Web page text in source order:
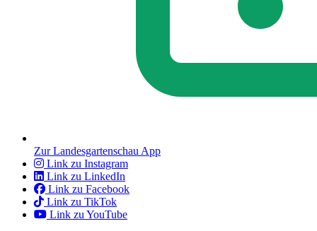
Zur Landesgartenschau App
Link zu Instagram
Link zu LinkedIn
Link zu Facebook
Link zu TikTok
Link zu YouTube